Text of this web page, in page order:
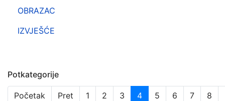
OBRAZAC
IZVJEŠĆE
Potkategorije
Početak Pret 1 2 3 4 5 6 7 8